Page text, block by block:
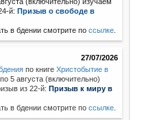
й:Призыв о свободе в
в бдении смотрите поссылке
27/07/2026
по книгеХристобытие в
5 августа (включительно)
из 22-й:Призыв к миру в
в бдении смотрите поссылке